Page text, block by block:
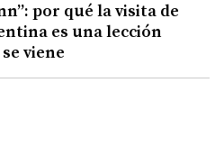
por qué la visita de
es una lección
viene